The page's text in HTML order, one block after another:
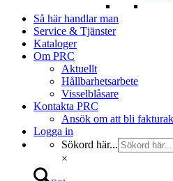
Så här handlar man
Service & Tjänster
Kataloger
Om PRC
Aktuellt
Hållbarhetsarbete
Visselblåsare
Kontakta PRC
Ansök om att bli
Logga in
Sökord här...
×